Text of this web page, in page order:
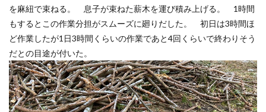
を麻紐で束ねる。 息子が束ねた薪木を運び積み上げる。 1時間
もするとこの作業分担がスムーズに廻りだした。 初日は3時間ほ
ど作業したが1日3時間くらいの作業であと4回くらいで終わりそう
だとの目途が付いた。